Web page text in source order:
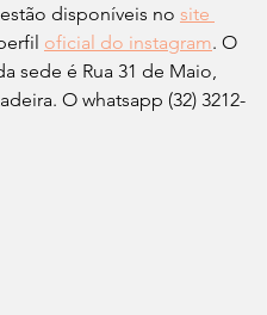
disponíveis no site
oficial do instagram. O
sede é Rua 31 de Maio,
O whatsapp (32) 3212-